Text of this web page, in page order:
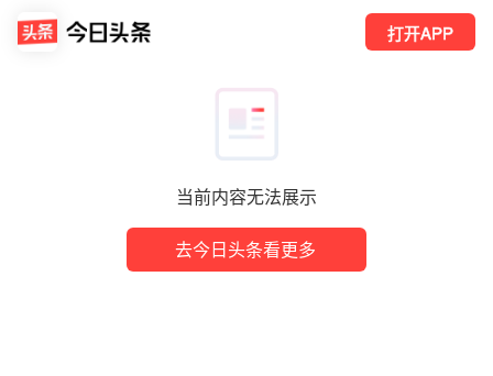
当前内容无法展示
去今日头条看更多
打开APP